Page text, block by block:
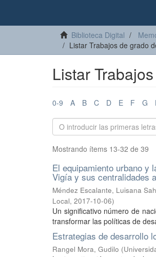
Biblioteca Digital
Listar Trabajos de grado
Listar
0-9 A B C D E F G
Mostrando ítems 13-32 de 39
El equipamiento urbano y
Vigía y sus centralidades
Méndez Escalante, Luisana
Local, 2017-10-06)
Un significativo número de
transformar las políticas de
Estrategias de desarrollo
Rangel Mora, Gudilo (